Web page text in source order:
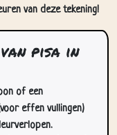
van deze tekening!
pisa in
of een
effen vullingen)